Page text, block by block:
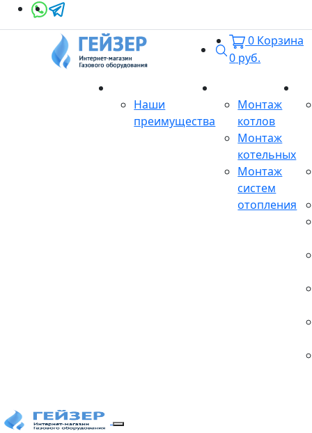
Поиск
0 Корзина
0 руб.
Наши
преимущества
Монтаж
котлов
Монтаж
котельных
Монтаж
систем
отопления